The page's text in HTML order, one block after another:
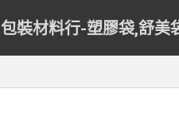
包裝材料行-塑膠袋,舒美